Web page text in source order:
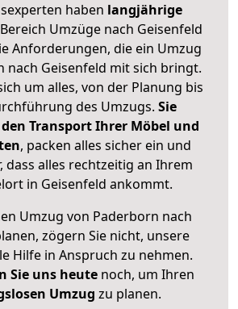
haben langjährige
Umzüge nach Geisenfeld
Anforderungen, die ein Umzug
nach Geisenfeld mit sich bringt.
um alles, von der Planung bis
des Umzugs. Sie
Transport Ihrer Möbel und
, packen alles sicher ein und
dass alles rechtzeitig an Ihrem
in Geisenfeld ankommt.
Umzug von Paderborn nach
zögern Sie nicht, unsere
Hilfe in Anspruch zu nehmen.
Sie uns heutenoch, um Ihren
Umzug zu planen.